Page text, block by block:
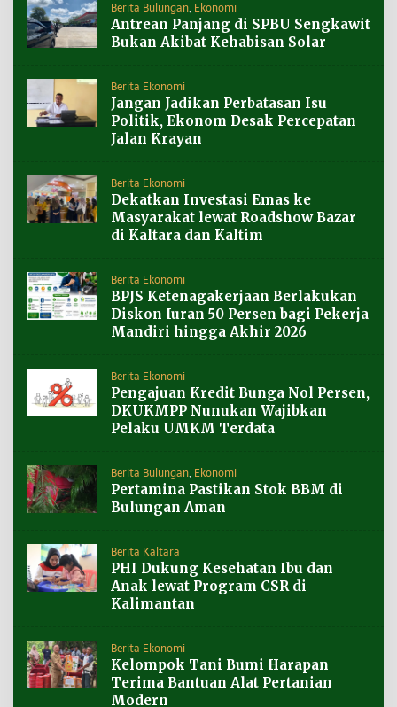
Berita Bulungan Ekonomi
Antrean Panjang di SPBU Sengkawit
Bukan Akibat Kehabisan Solar
Berita Ekonomi
Jangan Jadikan Perbatasan Isu
Politik, Ekonom Desak Percepatan
Jalan Krayan
Berita Ekonomi
Dekatkan Investasi Emas ke
Masyarakat lewat Roadshow Bazar
di Kaltara dan Kaltim
Berita Ekonomi
BPJS Ketenagakerjaan Berlakukan
Diskon Iuran 50 Persen bagi Pekerja
Mandiri hingga Akhir 2026
Berita Ekonomi
Pengajuan Kredit Bunga Nol Persen,
DKUKMPP Nunukan Wajibkan
Pelaku UMKM Terdata
Berita Bulungan Ekonomi
Pertamina Pastikan Stok BBM di
Bulungan Aman
Berita Kaltara
PHI Dukung Kesehatan Ibu dan
Anak lewat Program CSR di
Kalimantan
Berita Ekonomi
Kelompok Tani Bumi Harapan
Terima Bantuan Alat Pertanian
Modern